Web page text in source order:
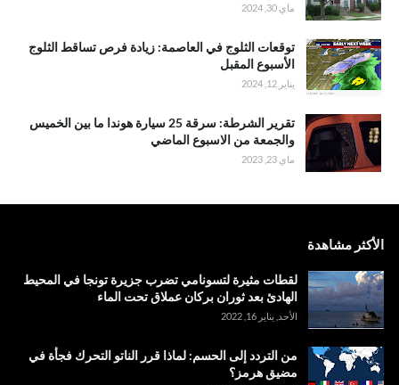
ماي 30, 2024
توقعات الثلوج في العاصمة: زيادة فرص تساقط الثلوج
الأسبوع المقبل
يناير 12, 2024
تقرير الشرطة: سرقة 25 سيارة هوندا ما بين الخميس
والجمعة من الاسبوع الماضي
ماي 23, 2023
الأكثر مشاهدة
لقطات مثيرة لتسونامي تضرب جزيرة تونجا في المحيط
الهادئ بعد ثوران بركان عملاق تحت الماء
الأحد, يناير 16, 2022
من التردد إلى الحسم: لماذا قرر الناتو التحرك فجأة في
مضيق هرمز؟